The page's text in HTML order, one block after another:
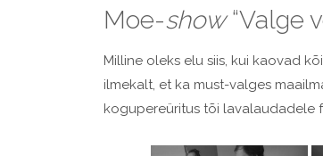
Moe-show“Valge
Milline oleks elu siis, kui kaovad
ilmekalt, et ka must-valges
kogupereüritus tõi lavalaudadele